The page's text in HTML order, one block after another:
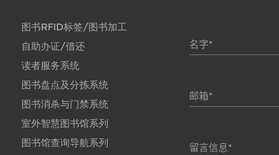
图书RFID标签/图书加工
自助办证/借还
读者服务系统
图书盘点及分拣系统
图书消杀与门禁系统
室外智慧图书馆系列
图书馆查询导航系列